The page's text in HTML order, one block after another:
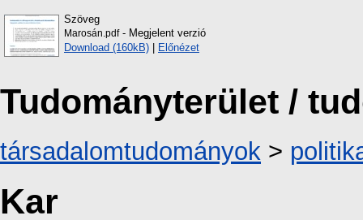
Szöveg
Marosán.pdf- Megjelent verzió
Download (160kB) | Előnézet
Tudományterület /
társadalomtudományok >
Kar